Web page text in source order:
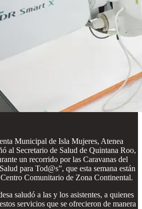
Municipal de Isla Mujeres, Atenea
al Secretario de Salud de Quintana Roo,
un recorrido por las Caravanas del
para Tod@s”, que esta semana están
Comunitario de Zona Continental.
saludó a las y los asistentes, a quienes
servicios que se ofrecieron de manera